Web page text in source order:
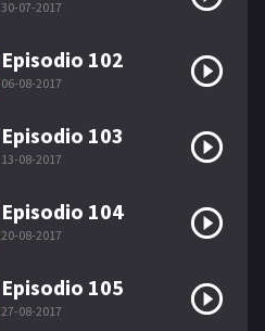
30-07-2017
Episodio 102
06-08-2017
Episodio 103
13-08-2017
Episodio 104
20-08-2017
Episodio 105
27-08-2017